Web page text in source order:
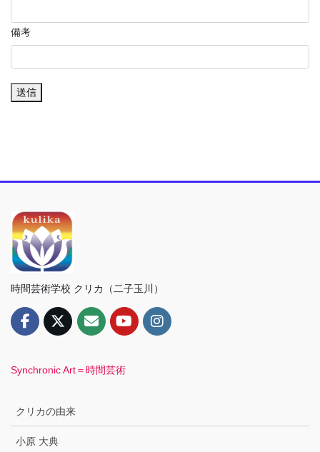
備考
送信
時間芸術学校 クリカ（二子玉川）
Synchronic Art＝時間芸術
クリカの由来
小原 大典